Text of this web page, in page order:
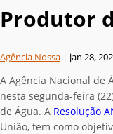
Produtor
Agência Nossa | jan 28,
A Agência Nacional de
nesta segunda-feira
de Água. A Resolução
União, tem como